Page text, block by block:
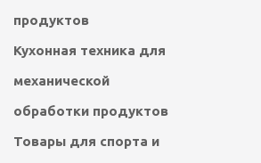
кексницы
продуктов
Кухонная техника для
механической
обработки продуктов
Товары для спорта и